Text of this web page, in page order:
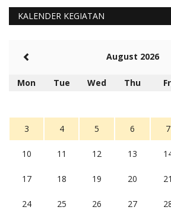
KALENDER KEGIATAN
August 2026
Mon Tue Wed Thu
3 4 5 6 7
10 11 12 13
17 18 19 20 21
24 25 26 27